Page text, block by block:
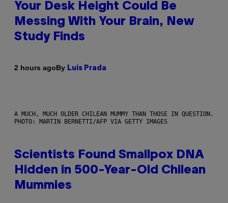
Your Desk Height Could Be
Messing With Your Brain, New
Study Finds
2 hours agoBy Luis Prada
A MUCH, MUCH OLDER CHILEAN MUMMY THAN THOSE IN QUESTION.
PHOTO: MARTIN BERNETTI/AFP VIA GETTY IMAGES
Scientists Found Smallpox DNA
Hidden in 500-Year-Old Chilean
Mummies